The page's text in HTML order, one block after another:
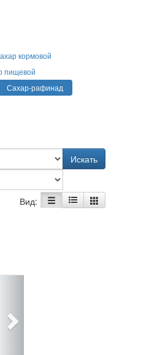
кормовой
пищевой
Сахар-рафинад
Искать
Вид: